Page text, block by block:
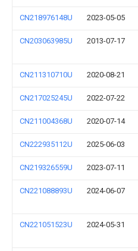
CN218976148U 2023-05-05
CN203063985U 2013-07-17
CN211310710U 2020-08-21
CN217025245U 2022-07-22
CN211004368U 2020-07-14
CN222935112U 2025-06-03
CN219326559U 2023-07-11
CN221088893U 2024-06-07
CN221051523U 2024-05-31